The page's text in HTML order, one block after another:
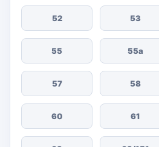
52 53
55 55а
57 58
60 61